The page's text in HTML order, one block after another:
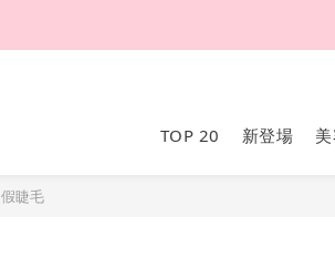
TOP 20 新登場
假睫毛